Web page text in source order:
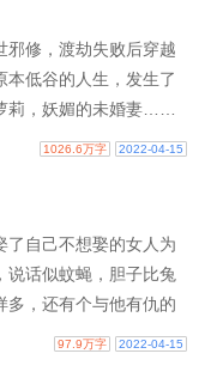
邪修，渡劫失败后穿越
本低谷的人生，发生了
莉，妖媚的未婚妻……
装逼是日常，打..
1026.6万字 2022-04-15
了自己不想娶的女人为
说话似蚊蝇，胆子比兔
多，还有个与他有仇的
这女子扔在深宅..
97.9万字 2022-04-15